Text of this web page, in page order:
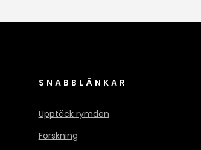
SNABBLÄNKAR
Upptäck rymden
Forskning